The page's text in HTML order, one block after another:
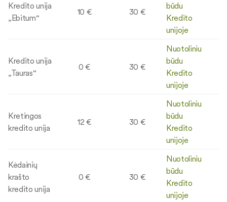
Kredito unija
„Ebitum“
10 € 30 €
būdu
Kredito
unijoje
Kredito unija
„Tauras“
0 € 30 €
Nuotoliniu
būdu
Kredito
unijoje
Kretingos
kredito unija
12 € 30 €
Nuotoliniu
būdu
Kredito
unijoje
Kėdainių
krašto
kredito unija
0 € 30 €
Nuotoliniu
būdu
Kredito
unijoje